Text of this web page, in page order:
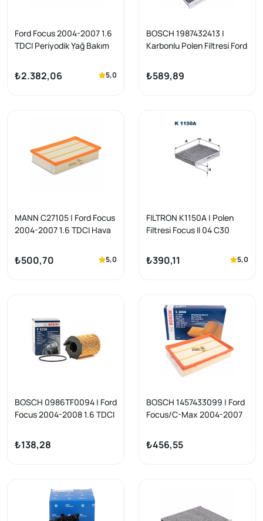
Ford Focus 2004-2007 1.6
TDCI Periyodik Yağ Bakım
₺2.382,06 5,0
BOSCH 1987432413 |
Karbonlu Polen Filtresi Ford
Max/Kuga/Mondeo Volvo
C30/C70/S40/V50
₺589,89
MANN C27105 | Ford Focus
2004-2007 1.6 TDCI Hava
V50 C30 Mazda 3)
₺500,70 5,0
FILTRON K1150A | Polen
Filtresi Focus II 04 C30
₺390,11 5,0
BOSCH 0986TF0094 | Ford
Focus 2004-2008 1.6 TDCI
V/Fiesta VI
₺138,28
BOSCH 1457433099 | Ford
Focus/C-Max 2004-2007
Volvo S40/V50/C30 Hava
Filtresi
₺456,55